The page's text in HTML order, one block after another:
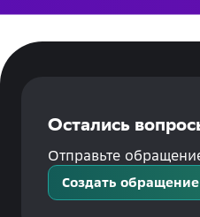
Остались
Отправьте
Создать обращение